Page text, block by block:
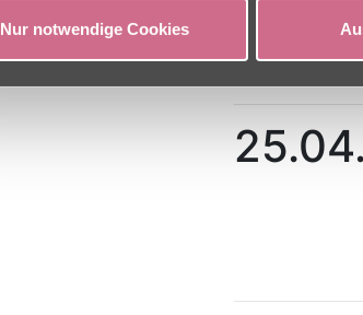
Nur notwendige Cookies